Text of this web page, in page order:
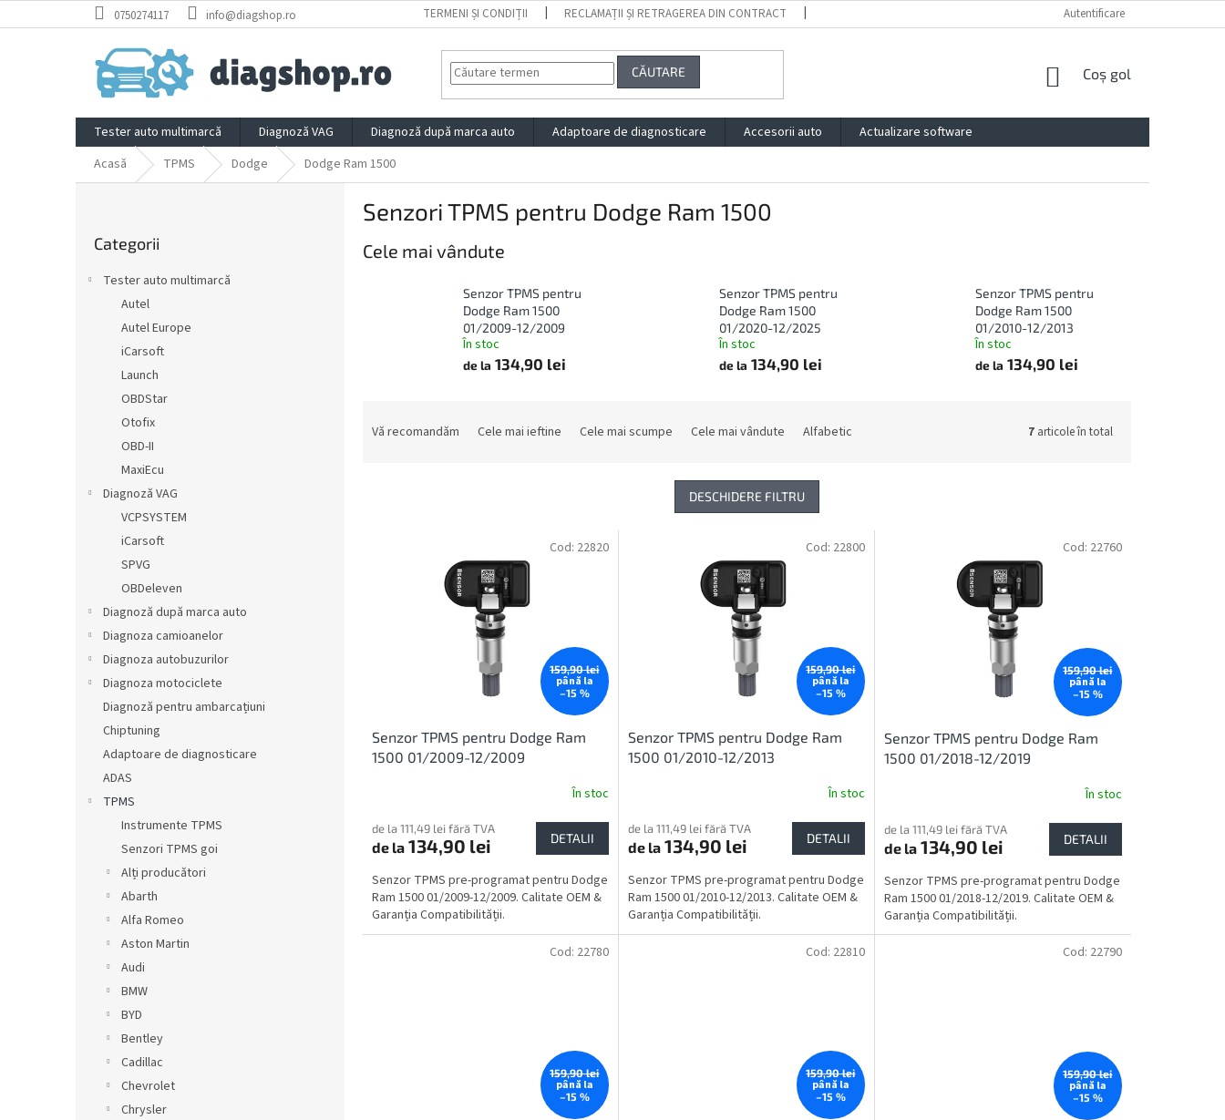
la
0750274117 info@diagshop.ro TERMENI ȘI CONDIȚII RECLAMAȚII ȘI RETRAGEREA DIN CONTRACT IMPRESSUM
Autentificare
CĂUTARE
COŞ
CUMPĂRĂTURI
Coş gol
Tester auto multimarcă Diagnoză VAG Diagnoză după marca auto Adaptoare de diagnosticare Accesorii auto
Actualizare software
Acasă
TPMS Dodge Dodge Ram 1500
peste
Categorii
Tester auto multimarcă
Autel
Autel Europe
iCarsoft
Launch
OBDStar
Otofix
OBD-II
MaxiEcu
Diagnoză VAG
VCPSYSTEM
iCarsoft
SPVG
OBDeleven
Diagnoză după marca auto
Diagnoza camioanelor
Diagnoza autobuzurilor
Diagnoza motociclete
Diagnoză pentru ambarcațiuni
Chiptuning
Adaptoare de diagnosticare
ADAS
TPMS
Instrumente TPMS
Senzori TPMS goi
Alți producători
Abarth
Alfa Romeo
Aston Martin
Audi
BMW
BYD
Bentley
Cadillac
Chevrolet
Chrysler
Senzori TPMS pentru Dodge Ram 1500
Cele mai vândute
Senzor TPMS pentru
Dodge Ram 1500
01/2009-12/2009
În stoc
de la 134,90 lei
Senzor TPMS pentru
Dodge Ram 1500
01/2020-12/2025
În stoc
de la 134,90 lei
Senzor TPMS pentru
Dodge Ram 1500
01/2010-12/2013
În stoc
de la 134,90 lei
Vă recomandăm Cele mai ieftine Cele mai scumpe Cele mai vândute Alfabetic 7 articole în total
DESCHIDERE FILTRU
159,90 lei
până la
–15 %
Senzor TPMS pentru Dodge Ram
1500 01/2009-12/2009
În stoc
de la 111,49 lei fără TVA
de la 134,90 lei DETALII
Senzor TPMS pre-programat pentru Dodge
Ram 1500 01/2009-12/2009. Calitate OEM &
Garanția Compatibilității.
Cod: 22820
159,90 lei
până la
–15 %
Senzor TPMS pentru Dodge Ram
1500 01/2010-12/2013
În stoc
de la 111,49 lei fără TVA
de la134,90 lei DETALII
Senzor TPMS pre-programat pentru Dodge
Ram 1500 01/2010-12/2013. Calitate OEM &
Garanția Compatibilității.
Cod: 22800
159,90 lei
până la
–15 %
Senzor TPMS pentru Dodge Ram
1500 01/2018-12/2019
În stoc
de la 111,49 lei fără TVA
de la134,90 lei DETALII
Senzor TPMS pre-programat pentru Dodge
Ram 1500 01/2018-12/2019. Calitate OEM &
Garanția Compatibilității.
Cod: 22760
159,90 lei
până la
–15 %
Cod: 22780
159,90 lei
până la
–15 %
Cod: 22810
159,90 lei
până la
–15 %
Cod: 22790